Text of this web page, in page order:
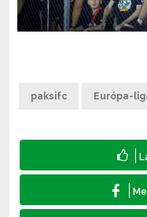
paksifc Európa-